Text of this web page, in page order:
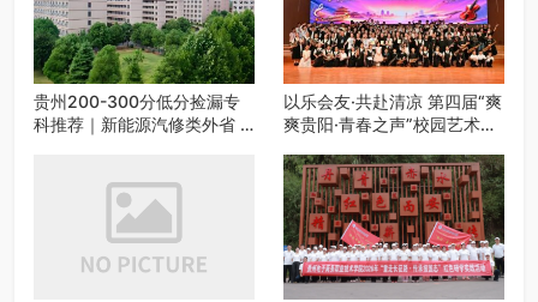
贵州200-300分低分捡漏专
科推荐｜新能源汽修类外省 5
以乐会友·共赴清凉 第四届“爽
爽贵阳·青春之声”校园艺术交